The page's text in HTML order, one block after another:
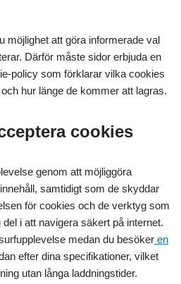
möjlighet att göra informerade val
Därför måste sidor erbjuda en
policy som förklarar vilka cookies
hur länge de kommer att lagras.
cookies
genom att möjliggöra
samtidigt som de skyddar
för cookies och de verktyg som
i att navigera säkert på internet.
medan du besöker en
efter dina specifikationer, vilket
utan långa laddningstider.